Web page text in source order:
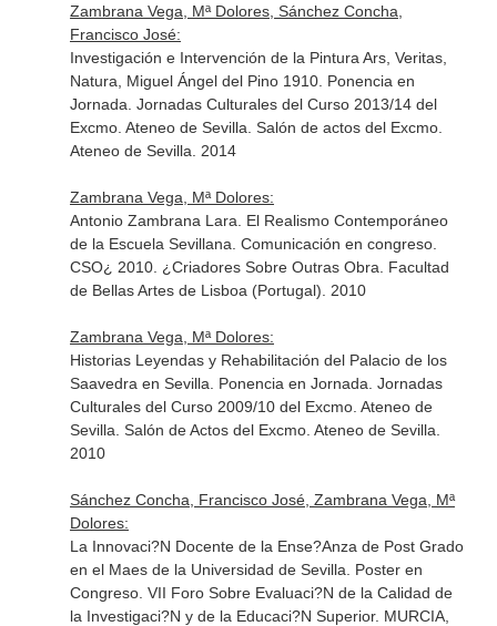
Zambrana Vega, Mª Dolores, Sánchez Concha,
Francisco José:
Investigación e Intervención de la Pintura Ars, Veritas,
Natura, Miguel Ángel del Pino 1910. Ponencia en
Jornada. Jornadas Culturales del Curso 2013/14 del
Excmo. Ateneo de Sevilla. Salón de actos del Excmo.
Ateneo de Sevilla. 2014
Zambrana Vega, Mª Dolores:
Antonio Zambrana Lara. El Realismo Contemporáneo
de la Escuela Sevillana. Comunicación en congreso.
CSO¿ 2010. ¿Criadores Sobre Outras Obra. Facultad
de Bellas Artes de Lisboa (Portugal). 2010
Zambrana Vega, Mª Dolores:
Historias Leyendas y Rehabilitación del Palacio de los
Saavedra en Sevilla. Ponencia en Jornada. Jornadas
Culturales del Curso 2009/10 del Excmo. Ateneo de
Sevilla. Salón de Actos del Excmo. Ateneo de Sevilla.
2010
Sánchez Concha, Francisco José, Zambrana Vega, Mª
Dolores:
La Innovaci?N Docente de la Ense?Anza de Post Grado
en el Maes de la Universidad de Sevilla. Poster en
Congreso. VII Foro Sobre Evaluaci?N de la Calidad de
la Investigaci?N y de la Educaci?N Superior. MURCIA,